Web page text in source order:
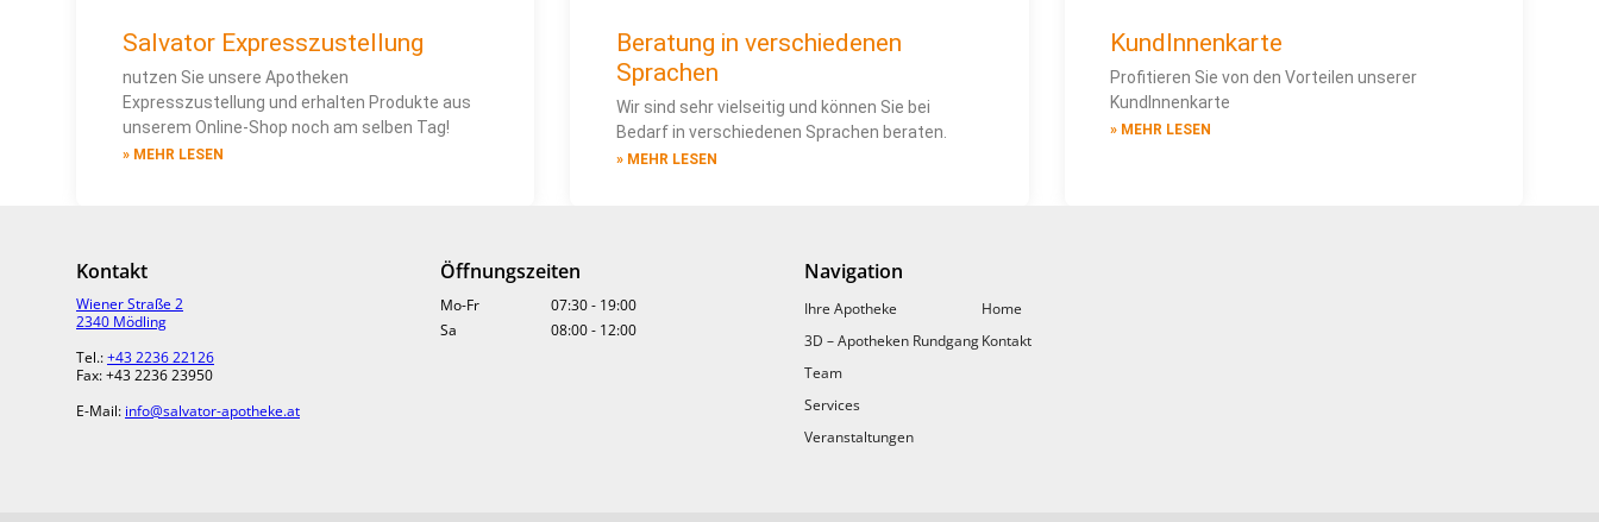
Salvator Expresszustellung
nutzen Sie unsere Apotheken
Expresszustellung und erhalten Produkte aus
unserem Online-Shop noch am selben Tag!
» MEHR LESEN
Beratung in verschiedenen
Sprachen
Wir sind sehr vielseitig und können Sie bei
Bedarf in verschiedenen Sprachen beraten.
» MEHR LESEN
KundInnenkarte
Profitieren Sie von den Vorteilen unserer
KundInnenkarte
» MEHR LESEN
Kontakt
Wiener Straße 2
2340 Mödling
Tel.:+43 2236 22126
Fax: +43 2236 23950
E-Mail: info@salvator-apotheke.at
Öffnungszeiten
Mo-Fr 07:30- 19:00
Sa
08:00- 12:00
Navigation
Ihre Apotheke
3D – Apotheken Rundgang
Team
Services
Veranstaltungen
Home
Kontakt